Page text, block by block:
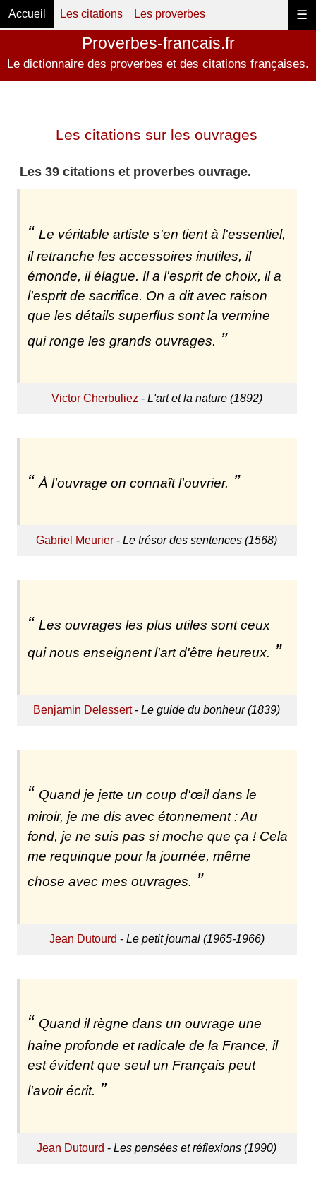
☰
Accueil Les citations Les proverbes
Proverbes-francais.fr
Le dictionnaire des proverbes et des citations françaises.
Les citations sur les ouvrages
Les 39 citations et proverbes ouvrage.
Le véritable artiste s'en tient à l'essentiel,
il retranche les accessoires inutiles, il
émonde, il élague. Il a l'esprit de choix, il a
l'esprit de sacrifice. On a dit avec raison
que les détails superflus sont la vermine
qui ronge les grands ouvrages.
Victor Cherbuliez - L'art et la nature (1892)
À l'ouvrage on connaît l'ouvrier.
Gabriel Meurier -Le trésor des sentences (1568)
Les ouvrages les plus utiles sont ceux
qui nous enseignent l'art d'être heureux.
Benjamin Delessert-Le guide du bonheur (1839)
Quand je jette un coup d'œil dans le
miroir, je me dis avec étonnement : Au
fond, je ne suis pas si moche que ça ! Cela
me requinque pour la journée, même
chose avec mes ouvrages.
Jean Dutourd - Le petit journal (1965-1966)
Quand il règne dans un ouvrage une
haine profonde et radicale de la France, il
est évident que seul un Français peut
l'avoir écrit.
Jean Dutourd -Les pensées et réflexions (1990)